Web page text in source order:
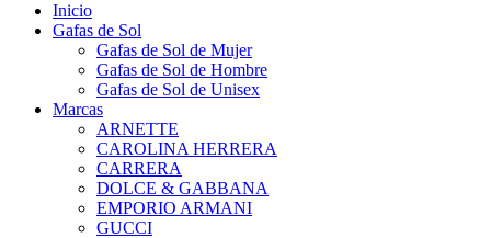
Inicio
Gafas de Sol
Gafas de Sol de Mujer
Gafas de Sol de Hombre
Gafas de Sol de Unisex
Marcas
ARNETTE
CAROLINA HERRERA
CARRERA
DOLCE & GABBANA
EMPORIO ARMANI
GUCCI